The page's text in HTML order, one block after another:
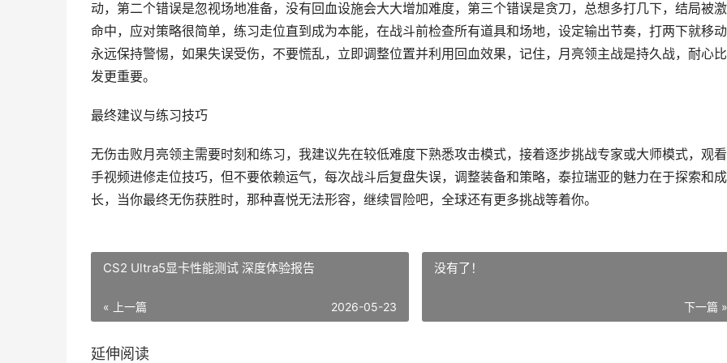
动，第二个错误是忽视场地准备，没有回血设施会大大增加难度，第三个错误是贪刀，总想多打几下，结局被
命中，应对策略很简单，练习走位直到成为本能，在战斗前检查所有道具和场地，设定输出节奏，打两下就移动
永远保持警惕，如果失误受伤，不要慌乱，立即调整位置并利用回血效果，记住，月亮领主战是持久战，耐心
发更重要。
最终建议与练习技巧
无伤击败月亮领主需要时刻和练习，我建议先在较低难度下熟悉攻击模式，接着逐步挑战专家或大师模式，观
手视频进修走位技巧，但不要依赖运气，每次战斗后复盘失误，调整装备和策略，泰拉瑞亚的魅力在于探索和成
长，当你最终无伤获胜时，那种喜悦无法形容，继续冒险吧，全球还有更多挑战等着你。
CS2 Ultra5显卡性能测试 深度体验报告
« 上一篇 2026-05-23
没有了！
下一篇 »
延伸阅读